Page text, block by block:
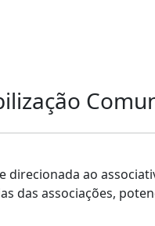
direcionada ao
das associações,